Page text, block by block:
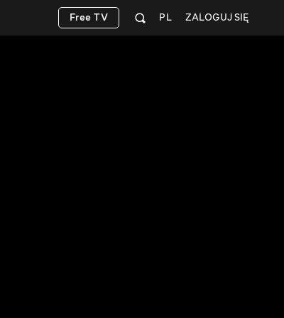
ZALOGUJ SIĘ
PL
Free TV